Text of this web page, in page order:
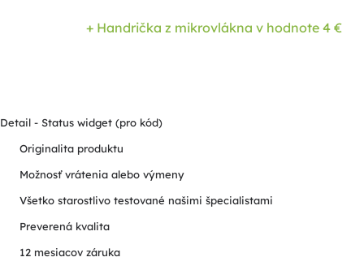
+ Handrička z mikrovlákna v hodnote 4 €
Detail - Status widget (pro kód)
Originalita produktu
Možnosť vrátenia alebo výmeny
Všetko starostlivo testované našimi špecialistami
Preverená kvalita
12 mesiacov záruka